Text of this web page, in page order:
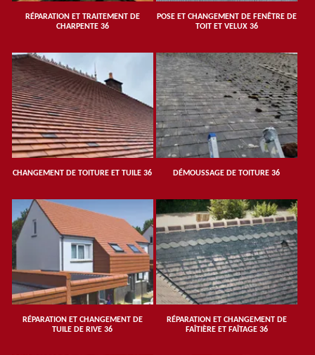
RÉPARATION ET TRAITEMENT DE
CHARPENTE 36
POSE ET CHANGEMENT DE FENÊTRE DE
TOIT ET VELUX 36
CHANGEMENT DE TOITURE ET TUILE 36 DÉMOUSSAGE DE TOITURE 36
RÉPARATION ET CHANGEMENT DE
TUILE DE RIVE 36
RÉPARATION ET CHANGEMENT DE
FAÎTIÈRE ET FAÎTAGE 36